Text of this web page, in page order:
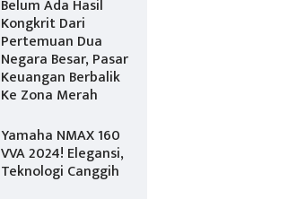
Belum Ada Hasil
Kongkrit Dari
Pertemuan Dua
Negara Besar, Pasar
Keuangan Berbalik
Ke Zona Merah
Yamaha NMAX 160
VVA 2024! Elegansi,
Teknologi Canggih